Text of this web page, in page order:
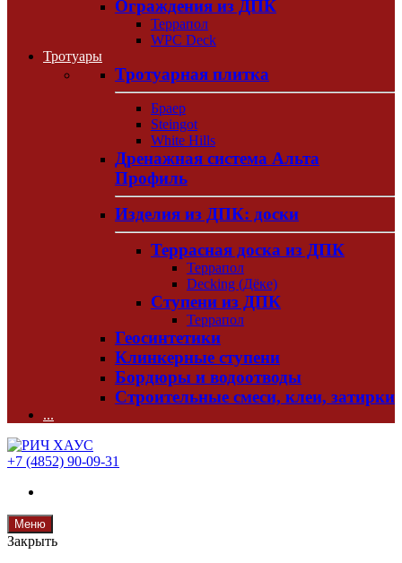
Ограждения из ДПК
Террапол
WPC Deck
Тротуары
Тротуарная плитка
Браер
Steingot
White Hills
Дренажная система Альта
Профиль
Изделия из ДПК: доски
Террасная доска из ДПК
Террапол
Decking (Дёке)
Ступени из ДПК
Террапол
Геосинтетики
Клинкерные ступени
Бордюры и водоотводы
Строительные смеси, клеи, затирки
...
+7 (4852) 90-09-31
Меню
Закрыть